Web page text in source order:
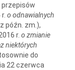
przepisów
o odnawialnych
późn. zm.),
r. o zmianie
niektórych
do
22 czerwca